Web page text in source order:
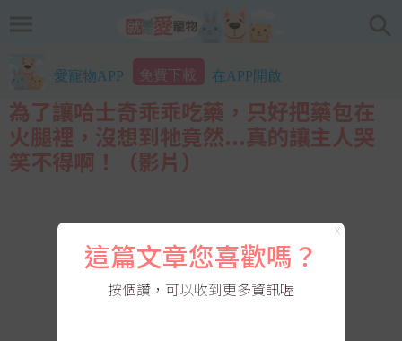
愛寵物APP 免費下載 在APP開啟
為了讓哈士奇乖乖吃藥，只好把藥包在
火腿裡，沒想到牠竟然...真的讓主人哭
笑不得啊！（影片）
X
這篇文章您喜歡嗎？
按個讚，可以收到更多資訊喔